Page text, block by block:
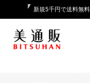
新規5千円で送料無料